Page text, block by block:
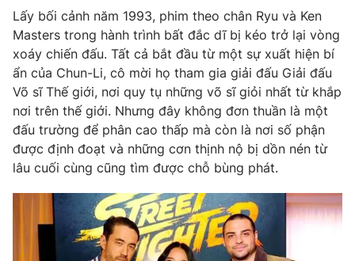
Góc doanh nghiệp
Phim VTV
Hậu trường
Nhân vật
Khán giả
Giải sao mai
Giải trí
Điện ảnh
Âm nhạc
Sao
Đời sống
Du lịch
Làm đẹp
Chất lượng cuộc sống
Giáo dục
Tuyển sinh
Học trực tuyến
Hitech Công nghệ tương lai
Sản phẩm
Giao lưu trực tuyến
Lấy bối cảnh năm 1993, phim theo chân Ryu và Ken
Masters trong hành trình bất đắc dĩ bị kéo trở lại vòng
xoáy chiến đấu. Tất cả bắt đầu từ một sự xuất hiện bí
ẩn của Chun-Li, cô mời họ tham gia giải đấu Giải đấu
Võ sĩ Thế giới, nơi quy tụ những võ sĩ giỏi nhất từ khắp
nơi trên thế giới. Nhưng đây không đơn thuần là một
đấu trường để phân cao thấp mà còn là nơi số phận
được định đoạt và những cơn thịnh nộ bị dồn nén từ
lâu cuối cùng cũng tìm được chỗ bùng phát.